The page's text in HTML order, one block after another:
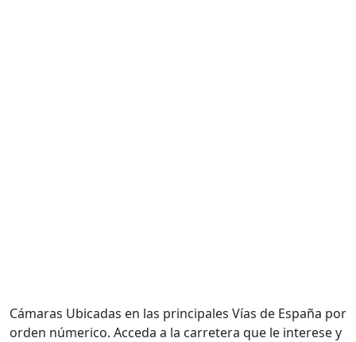
Cámaras Ubicadas en las principales Vías de España por
orden númerico. Acceda a la carretera que le interese y